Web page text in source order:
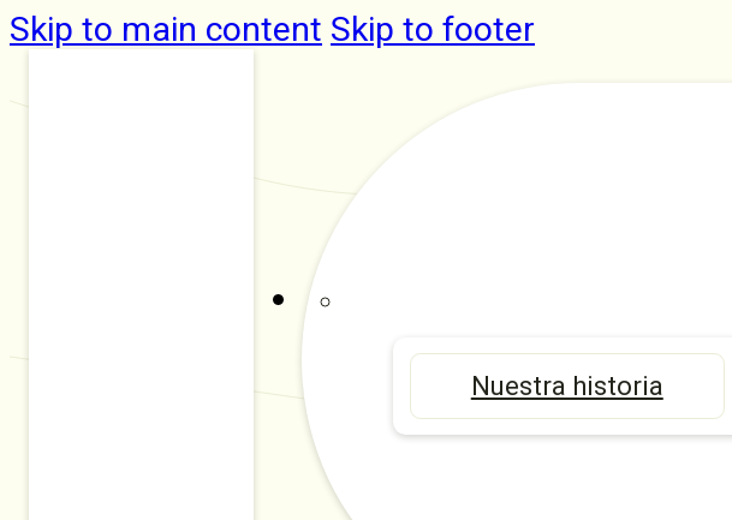
Skip to main content Skip to footer
Nuestra historia